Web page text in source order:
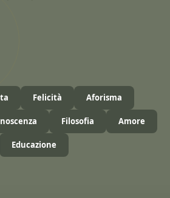
Felicità Aforisma
Filosofia Amore
Educazione